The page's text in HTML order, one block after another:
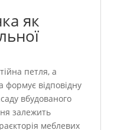
як
петля, а
формує відповідну
вбудованого
залежить
меблевих